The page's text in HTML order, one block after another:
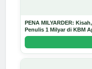
PENA MILYARDER:
Penulis 1 Milyar di KBM